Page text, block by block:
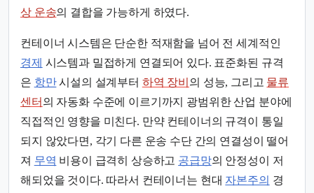
상 운송의 결합을 가능하게 하였다.
컨테이너 시스템은 단순한 적재함을 넘어 전 세계적인
경제 시스템과 밀접하게 연결되어 있다. 표준화된 규격
은 항만시설의 설계부터 하역 장비 의 성능, 그리고 물류
센터 의 자동화 수준에 이르기까지 광범위한 산업 분야에
직접적인 영향을 미친다. 만약 컨테이너의 규격이 통일
되지 않았다면, 각기 다른 운송 수단 간의 연결성이 떨어
져 무역 비용이 급격히 상승하고 공급망의 안정성이 저
해되었을 것이다. 따라서 컨테이너는 현대 자본주의 경